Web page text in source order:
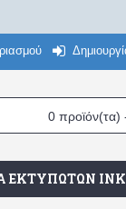
0 προϊόν(τα)
ΕΚΤΥΠΩΤΏΝ